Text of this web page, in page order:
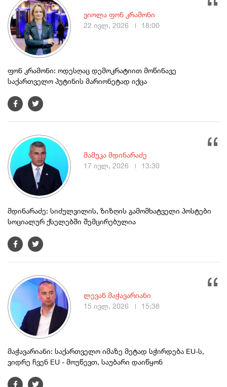
ფონ კრამონი: ოდესღაც დემოკრატიით მოწინავე
საქართველო პუტინის მარიონეტად იქცა
ვიოლა ფონ კრამონი
22 ივლ, 2026
18:00
მდინარაძე: სიძულვილის, ზიზღის გამომხატველი პოსტები
სოციალურ ქსელებში შემცირებულია
მამუკა მდინარაძე
17 ივლ, 2026
13:30
მაჭავარიანი: საქართველო იმაზე მეტად სჭირდება EU-ს,
ვიდრე ჩვენ EU - მოუწევთ, საუბარი დაიწყონ
ლევან მაჭავარიანი
15 ივლ, 2026
15:38